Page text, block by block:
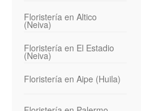
Floristería en Altico
(Neiva)
Floristería en El Estadio
(Neiva)
Floristería en Aipe (Huila)